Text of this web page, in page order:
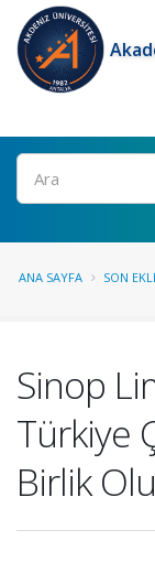
Ara
ANA SAYFA SON
Sinop
Türkiye
Birlik